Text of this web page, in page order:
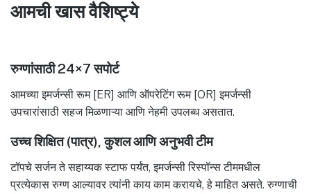
आमची खास वैशिष्ट्ये
रुग्णांसाठी 24×7 सपोर्ट
आमच्या इमर्जन्सी रूम [ER] आणि ऑपरेटिंग रूम [OR] इमर्जन्सी
उपचारांसाठी सहज मिळणाऱ्या आणि नेहमी उपलब्ध असतात.
उच्च शिक्षित (पात्र), कुशल आणि अनुभवी टीम
टॉपचे सर्जन ते सहाय्यक स्टाफ पर्यंत, इमर्जन्सी रिस्पॉन्स टीममधील
प्रत्येकास रुग्ण आल्यावर त्यांनी काय काम करायचे, हे माहित असते. रुग्णाची